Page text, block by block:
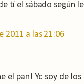
tí el sábado según
2011 a las 21:06
el pan! Yo soy de